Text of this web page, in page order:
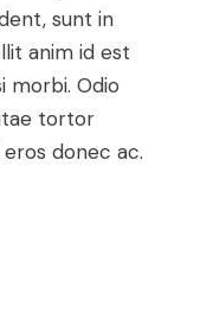
sunt in
anim id est
morbi. Odio
tortor
donec ac.